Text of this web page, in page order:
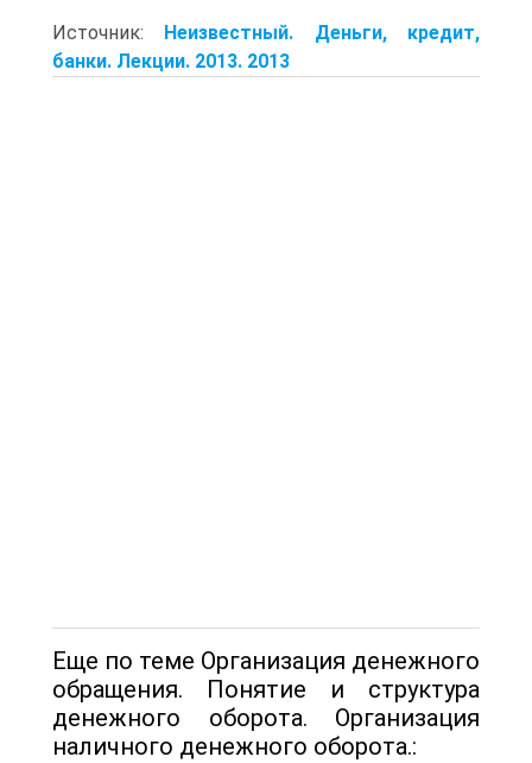
Источник:
Неизвестный. Деньги, кредит,
банки. Лекции. 2013. 2013
Еще по теме Организация денежного
обращения. Понятие и структура
денежного оборота. Организация
наличного денежного оборота.: